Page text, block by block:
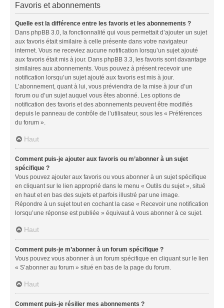
Favoris et abonnements
Quelle est la différence entre les favoris et les abonnements ?
Dans phpBB 3.0, la fonctionnalité qui vous permettait d’ajouter un sujet
aux favoris était similaire à celle présente dans votre navigateur
internet. Vous ne receviez aucune notification lorsqu’un sujet ajouté
aux favoris était mis à jour. Dans phpBB 3.3, les favoris sont davantage
similaires aux abonnements. Vous pouvez à présent recevoir une
notification lorsqu’un sujet ajouté aux favoris est mis à jour.
L’abonnement, quant à lui, vous préviendra de la mise à jour d’un
forum ou d’un sujet auquel vous êtes abonné. Les options de
notification des favoris et des abonnements peuvent être modifiés
depuis le panneau de contrôle de l’utilisateur, sous les « Préférences
du forum ».
Haut
Comment puis-je ajouter aux favoris ou m’abonner à un sujet
spécifique ?
Vous pouvez ajouter aux favoris ou vous abonner à un sujet spécifique
en cliquant sur le lien approprié dans le menu « Outils du sujet », situé
en haut et en bas des sujets et parfois illustré par une image.
Répondre à un sujet tout en cochant la case « Recevoir une notification
lorsqu’une réponse est publiée » équivaut à vous abonner à ce sujet.
Haut
Comment puis-je m’abonner à un forum spécifique ?
Vous pouvez vous abonner à un forum spécifique en cliquant sur le lien
« S’abonner au forum » situé en bas de la page du forum.
Haut
Comment puis-je résilier mes abonnements ?